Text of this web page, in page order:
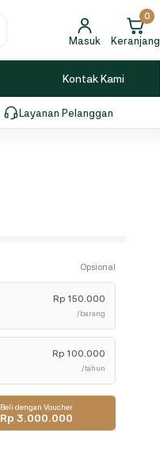
Masuk
0
Keranjang
Kontak Kami
Layanan Pelanggan
Opsional
Rp150.000
/barang
Rp100.000
/tahun
Beli dengan Voucher
Rp 3.000.000